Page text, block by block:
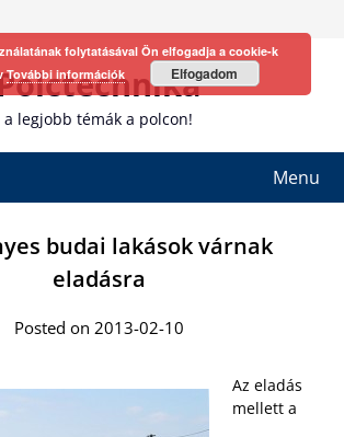
a legjobb témák a polcon!
Menu
budai lakások várnak
eladásra
Posted on 2013-02-10
Az eladás
mellett a
folytatásával Ön elfogadja a cookie-k
További információk Elfogadom